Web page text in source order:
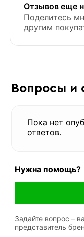
Отзывов еще
Поделитесь
другим
Вопросы и
Пока нет
ответов.
Нужна помощь?
Задайте вопрос –
представитель